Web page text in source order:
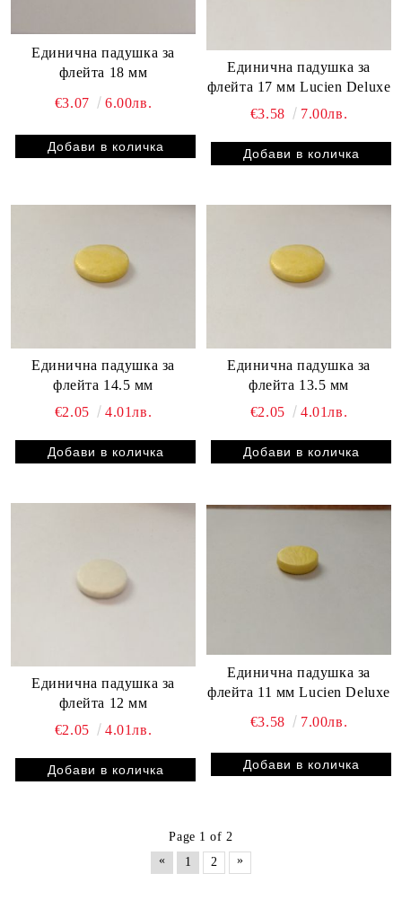
Единична падушка за
флейта 18 мм
€3.07 6.00лв.
Единична падушка за
флейта 17 мм Lucien Deluxe
€3.58
7.00лв.
Единична падушка за
флейта 14.5 мм
€2.05
4.01лв.
Единична падушка за
флейта 13.5 мм
€2.05
4.01лв.
Единична падушка за
флейта 12 мм
€2.05
4.01лв.
Единична падушка за
флейта 11 мм Lucien Deluxe
€3.58
7.00лв.
Page 1 of 2
«
1 2 »